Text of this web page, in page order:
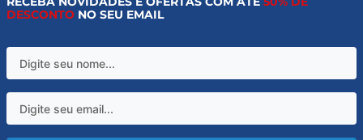
DESCONTO NO SEU EMAIL